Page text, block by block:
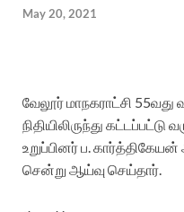
May 20, 2021
வேலூர் மாநகராட்சி 55வது
நிதியிலிருந்து
உறுப்பினர் ப.
சென்று ஆய்வு செய்தார்.